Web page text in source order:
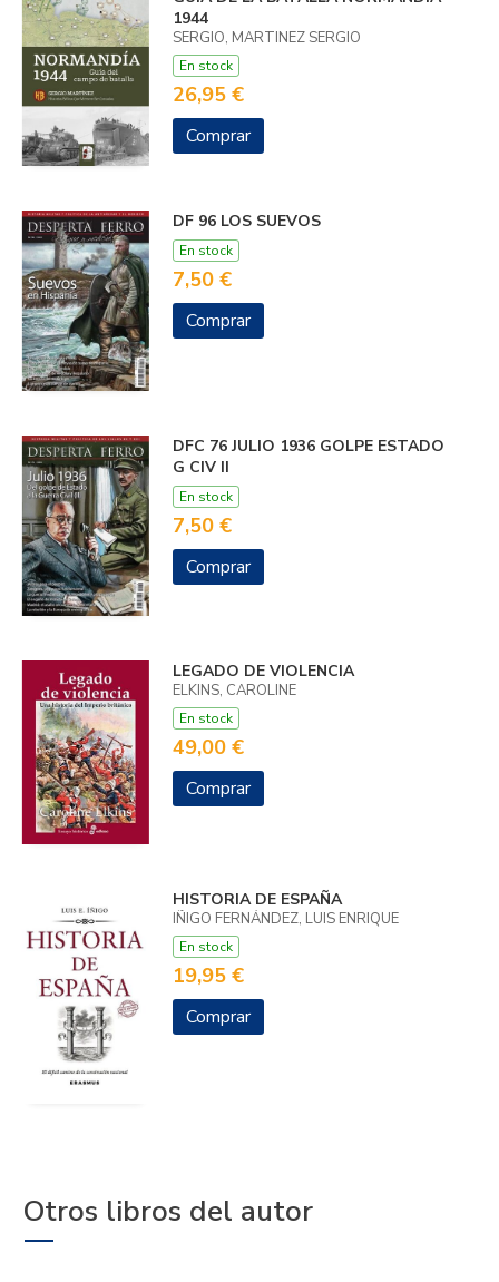
1944
SERGIO, MARTINEZ SERGIO
En stock
26,95 €
Comprar
DF 96 LOS SUEVOS
En stock
7,50 €
Comprar
DFC 76 JULIO 1936 GOLPE ESTADO
G CIV II
En stock
7,50 €
Comprar
LEGADO DE VIOLENCIA
ELKINS, CAROLINE
En stock
49,00 €
Comprar
HISTORIA DE ESPAÑA
IÑIGO FERNÁNDEZ, LUIS ENRIQUE
En stock
19,95 €
Comprar
Otros libros del autor